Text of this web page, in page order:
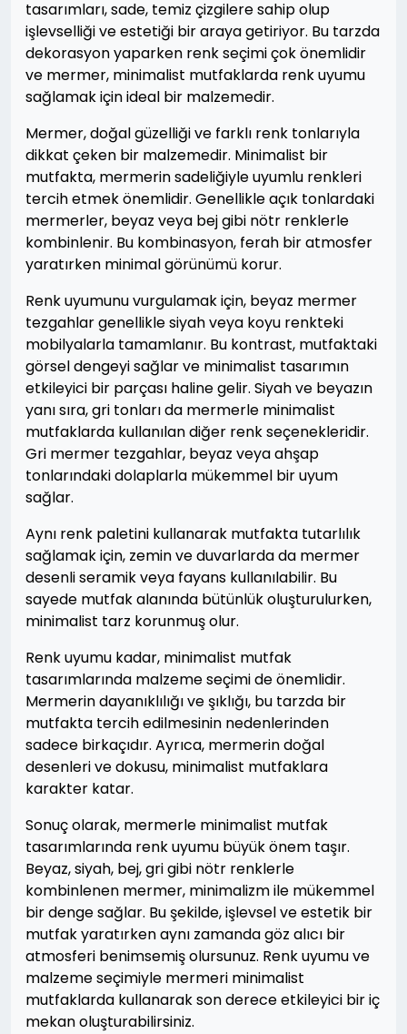
tasarımları, sade, temiz çizgilere sahip olup
işlevselliği ve estetiği bir araya getiriyor. Bu tarzda
dekorasyon yaparken renk seçimi çok önemlidir
ve mermer, minimalist mutfaklarda renk uyumu
sağlamak için ideal bir malzemedir.
Mermer, doğal güzelliği ve farklı renk tonlarıyla
dikkat çeken bir malzemedir. Minimalist bir
mutfakta, mermerin sadeliğiyle uyumlu renkleri
tercih etmek önemlidir. Genellikle açık tonlardaki
mermerler, beyaz veya bej gibi nötr renklerle
kombinlenir. Bu kombinasyon, ferah bir atmosfer
yaratırken minimal görünümü korur.
Renk uyumunu vurgulamak için, beyaz mermer
tezgahlar genellikle siyah veya koyu renkteki
mobilyalarla tamamlanır. Bu kontrast, mutfaktaki
görsel dengeyi sağlar ve minimalist tasarımın
etkileyici bir parçası haline gelir. Siyah ve beyazın
yanı sıra, gri tonları da mermerle minimalist
mutfaklarda kullanılan diğer renk seçenekleridir.
Gri mermer tezgahlar, beyaz veya ahşap
tonlarındaki dolaplarla mükemmel bir uyum
sağlar.
Aynı renk paletini kullanarak mutfakta tutarlılık
sağlamak için, zemin ve duvarlarda da mermer
desenli seramik veya fayans kullanılabilir. Bu
sayede mutfak alanında bütünlük oluşturulurken,
minimalist tarz korunmuş olur.
Renk uyumu kadar, minimalist mutfak
tasarımlarında malzeme seçimi de önemlidir.
Mermerin dayanıklılığı ve şıklığı, bu tarzda bir
mutfakta tercih edilmesinin nedenlerinden
sadece birkaçıdır. Ayrıca, mermerin doğal
desenleri ve dokusu, minimalist mutfaklara
karakter katar.
Sonuç olarak, mermerle minimalist mutfak
tasarımlarında renk uyumu büyük önem taşır.
Beyaz, siyah, bej, gri gibi nötr renklerle
kombinlenen mermer, minimalizm ile mükemmel
bir denge sağlar. Bu şekilde, işlevsel ve estetik bir
mutfak yaratırken aynı zamanda göz alıcı bir
atmosferi benimsemiş olursunuz. Renk uyumu ve
malzeme seçimiyle mermeri minimalist
mutfaklarda kullanarak son derece etkileyici bir iç
mekan oluşturabilirsiniz.